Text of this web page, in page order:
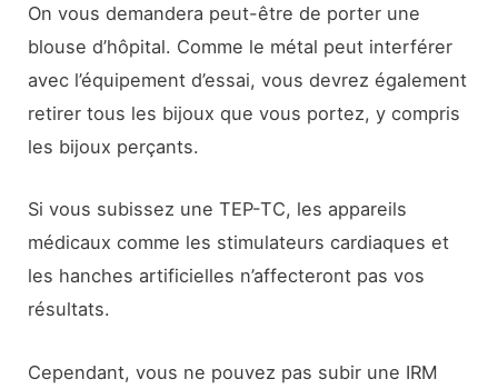
On vous demandera peut-être de porter une
blouse d’hôpital. Comme le métal peut interférer
avec l’équipement d’essai, vous devrez également
retirer tous les bijoux que vous portez, y compris
les bijoux perçants.
Si vous subissez une TEP-TC, les appareils
médicaux comme les stimulateurs cardiaques et
les hanches artificielles n’affecteront pas vos
résultats.
Cependant, vous ne pouvez pas subir une IRM